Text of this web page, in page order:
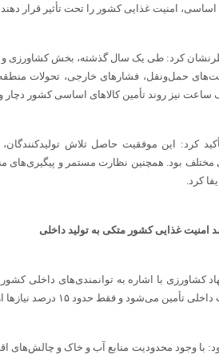
اساسی، امنیت غذایی کشور را تحت تأثیر قرار
کرد: طی یک سال گذشته، بخش کشاورزی و
حمل‌ونقل، فشارهای خارجی، تحولات
ساعت نیز روند تأمین کالاهای اساسی کشور دچار
کرد: این موفقیت حاصل تلاش
مختلف بود. همچنین نظارت مستمر و
کرد.
می‌شود و فقط حدود ۱۵ درصد نیازها از مسیر واردات تأمین می‌شود.
با وجود محدودیت منابع آب و خاک و چالش‌های